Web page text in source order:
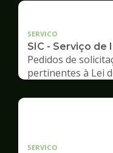
SERVICO
SIC - Serviço de
Pedidos de
pertinentes à Lei
SERVICO